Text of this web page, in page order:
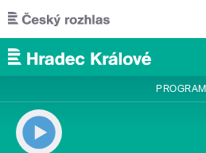
Přejít k hlavnímu obsahu
PROGRAM